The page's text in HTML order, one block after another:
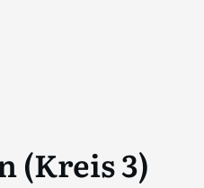
(Kreis 3)